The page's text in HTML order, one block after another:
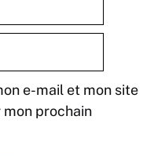
e-mail et mon site
prochain